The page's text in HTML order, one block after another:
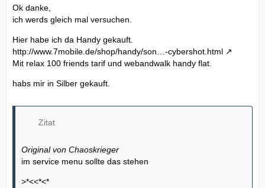
Ok danke,
ich werds gleich mal versuchen.
Hier habe ich da Handy gekauft.
http://www.7mobile.de/shop/handy/son…-cybershot.html
Mit relax 100 friends tarif und webandwalk handy flat.
habs mir in Silber gekauft.
Zitat
Original von Chaoskrieger
im service menu sollte das stehen
>*<<*<*